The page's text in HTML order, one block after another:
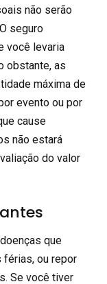
não serão
seguro
você levaria
obstante, as
máxima de
evento ou por
cause
não estará
do valor
que
férias, ou repor
Se você tiver